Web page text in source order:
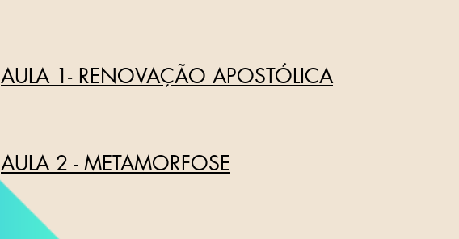
AULA 1- RENOVAÇÃO APOSTÓLICA
AULA 2 - METAMORFOSE